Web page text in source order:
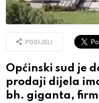
PODIJELI
Općinski sud je
prodaji dijela
bh. giganta,